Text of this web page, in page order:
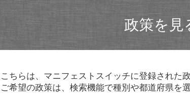
政策を見
こちらは、マニフェストスイッチに登録された
ご希望の政策は、検索機能で種別や都道府県を